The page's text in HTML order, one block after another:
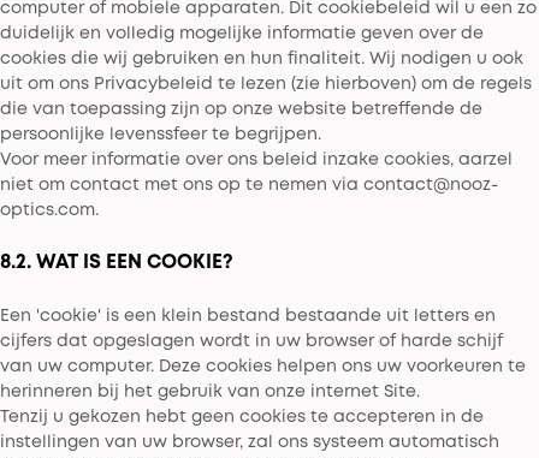
computer of mobiele apparaten. Dit cookiebeleid wil u een zo
duidelijk en volledig mogelijke informatie geven over de
cookies die wij gebruiken en hun finaliteit. Wij nodigen u ook
uit om ons Privacybeleid te lezen (zie hierboven) om de regels
die van toepassing zijn op onze website betreffende de
persoonlijke levenssfeer te begrijpen.
Voor meer informatie over ons beleid inzake cookies, aarzel
niet om contact met ons op te nemen via contact@nooz-
optics.com.
8.2. WAT IS EEN COOKIE?
Een 'cookie' is een klein bestand bestaande uit letters en
cijfers dat opgeslagen wordt in uw browser of harde schijf
van uw computer. Deze cookies helpen ons uw voorkeuren te
herinneren bij het gebruik van onze internet Site.
Tenzij u gekozen hebt geen cookies te accepteren in de
instellingen van uw browser, zal ons systeem automatisch